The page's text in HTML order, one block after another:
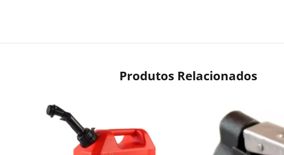
Produtos Relacionados